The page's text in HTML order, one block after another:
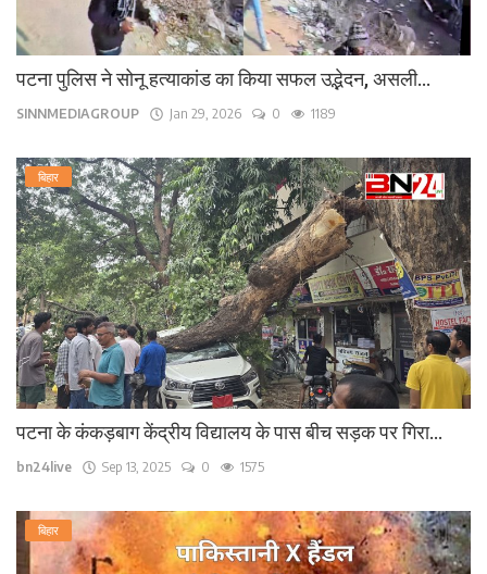
पटना पुलिस ने सोनू हत्याकांड का किया सफल उद्भेदन, असली...
SINNMEDIAGROUP Jan 29, 2026 0 1189
बिहार
पटना के कंकड़बाग केंद्रीय विद्यालय के पास बीच सड़क पर गिरा...
bn24live Sep 13, 2025 0 1575
बिहार